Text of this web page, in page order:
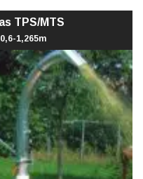
TPS/MTS
1,265m